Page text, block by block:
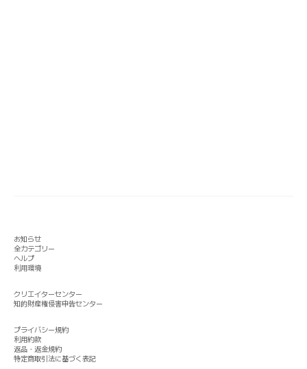
お知らせ
全カテゴリー
ヘルプ
利用環境
クリエイターセンター
知的財産権侵害申告センター
プライバシー規約
利用約款
返品・返金規約
特定商取引法に基づく表記